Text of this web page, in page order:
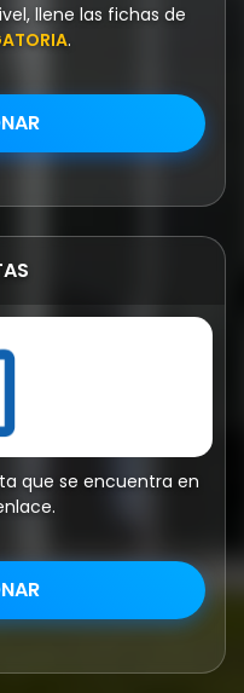
llene las fichas de
.
que se encuentra en